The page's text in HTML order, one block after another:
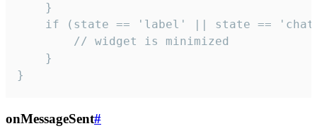
    }
if (state == 'label' || state ==
        // widget is minimized
    }
}
onMessageSent#